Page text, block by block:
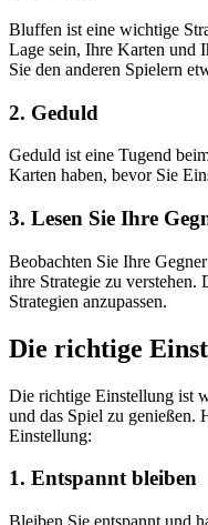
Bluffen ist eine wichtige
Lage sein, Ihre Karten und
Sie den anderen Spielern
2. Geduld
Geduld ist eine Tugend
Karten haben, bevor Sie
3. Lesen Sie Ihre
Beobachten Sie Ihre
ihre Strategie zu verstehen.
Strategien anzupassen.
Die richtige
Die richtige Einstellung ist
und das Spiel zu genießen.
Einstellung:
1. Entspannt bleiben
Bleiben Sie entspannt und